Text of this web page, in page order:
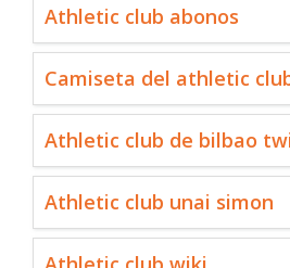
Athletic club abonos
Camiseta del athletic
Athletic club de bilbao
Athletic club unai simon